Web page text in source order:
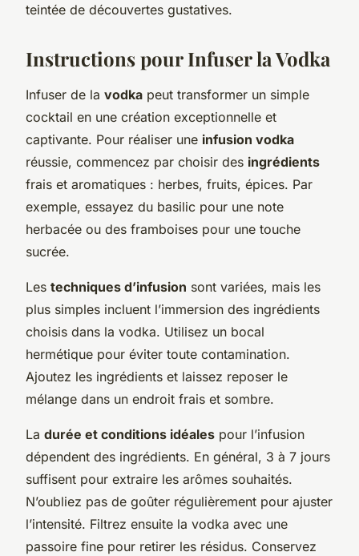
teintée de découvertes gustatives.
Instructions pour Infuser la Vodka
Infuser de la vodka peut transformer un simple
cocktail en une création exceptionnelle et
captivante. Pour réaliser une infusion vodka
réussie, commencez par choisir des ingrédients
frais et aromatiques : herbes, fruits, épices. Par
exemple, essayez du basilic pour une note
herbacée ou des framboises pour une touche
sucrée.
Les techniques d’infusion sont variées, mais les
plus simples incluent l’immersion des ingrédients
choisis dans la vodka. Utilisez un bocal
hermétique pour éviter toute contamination.
Ajoutez les ingrédients et laissez reposer le
mélange dans un endroit frais et sombre.
La durée et conditions idéales pour l’infusion
dépendent des ingrédients. En général, 3 à 7 jours
suffisent pour extraire les arômes souhaités.
N’oubliez pas de goûter régulièrement pour ajuster
l’intensité. Filtrez ensuite la vodka avec une
passoire fine pour retirer les résidus. Conservez